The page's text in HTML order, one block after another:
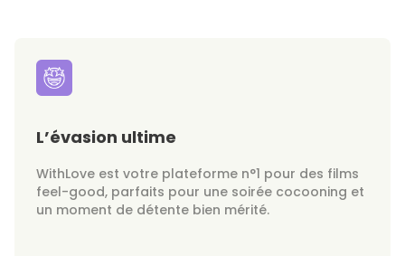
L’évasion ultime
WithLove est votre plateforme n°1 pour des films
feel-good, parfaits pour une soirée cocooning et
un moment de détente bien mérité.